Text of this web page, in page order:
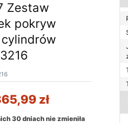
Zestaw
pokryw
cylindrów
zł
30 dniach nie zmieniła